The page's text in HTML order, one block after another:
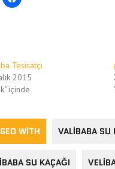
Tesisatçı
2015
içinde
WITH VALIBABA SU
SU KAÇAĞI